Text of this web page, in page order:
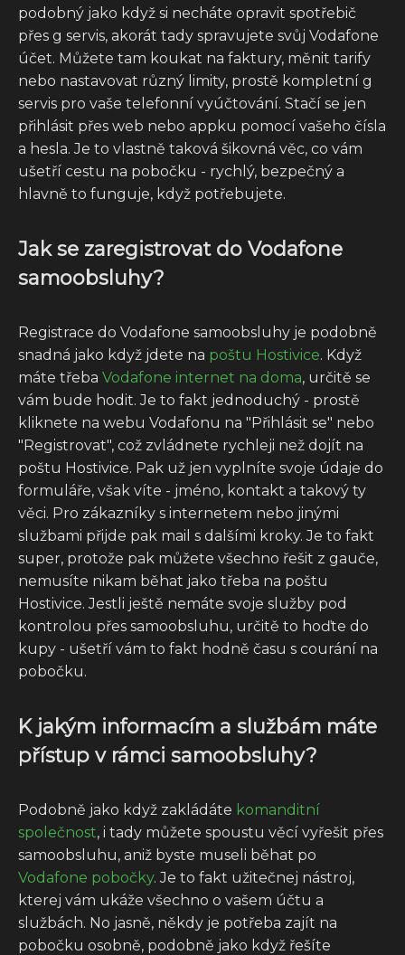
podobný jako když si necháte opravit spotřebič
přes g servis, akorát tady spravujete svůj Vodafone
účet. Můžete tam koukat na faktury, měnit tarify
nebo nastavovat různý limity, prostě kompletní g
servis pro vaše telefonní vyúčtování. Stačí se jen
přihlásit přes web nebo appku pomocí vašeho čísla
a hesla. Je to vlastně taková šikovná věc, co vám
ušetří cestu na pobočku - rychlý, bezpečný a
hlavně to funguje, když potřebujete.
Jak se zaregistrovat do Vodafone
samoobsluhy?
Registrace do Vodafone samoobsluhy je podobně
snadná jako když jdete na poštu Hostivice. Když
máte třeba Vodafone internet na doma, určitě se
vám bude hodit. Je to fakt jednoduchý - prostě
kliknete na webu Vodafonu na "Přihlásit se" nebo
"Registrovat", což zvládnete rychleji než dojít na
poštu Hostivice. Pak už jen vyplníte svoje údaje do
formuláře, však víte - jméno, kontakt a takový ty
věci. Pro zákazníky s internetem nebo jinými
službami přijde pak mail s dalšími kroky. Je to fakt
super, protože pak můžete všechno řešit z gauče,
nemusíte nikam běhat jako třeba na poštu
Hostivice. Jestli ještě nemáte svoje služby pod
kontrolou přes samoobsluhu, určitě to hoďte do
kupy - ušetří vám to fakt hodně času s courání na
pobočku.
K jakým informacím a službám máte
přístup v rámci samoobsluhy?
Podobně jako když zakládáte komanditní
společnost, i tady můžete spoustu věcí vyřešit přes
samoobsluhu, aniž byste museli běhat po
Vodafone pobočky. Je to fakt užitečnej nástroj,
kterej vám ukáže všechno o vašem účtu a
službách. No jasně, někdy je potřeba zajít na
pobočku osobně, podobně jako když řešíte